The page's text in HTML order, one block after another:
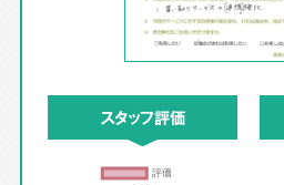
スタッフ評価